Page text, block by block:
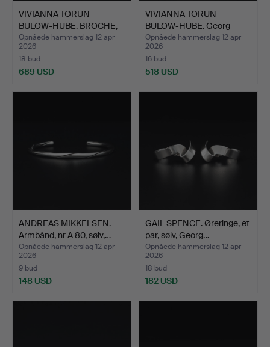
VIVIANNA TORUN
BÜLOW-HÜBE. BROCHE,
nr 384,…
Opnåede hammerslag 12 apr
2026
18 bud
689 USD
VIVIANNA TORUN
BÜLOW-HÜBE. Georg
Jensen, „…
Opnåede hammerslag 12 apr
2026
16 bud
518 USD
ANDREAS MIKKELSEN.
Armbånd, nr A 80, sølv,…
Opnåede hammerslag 12 apr
2026
9 bud
148 USD
GAIL SPENCE. Øreringe, et
par, sølv, Georg…
Opnåede hammerslag 12 apr
2026
18 bud
182 USD